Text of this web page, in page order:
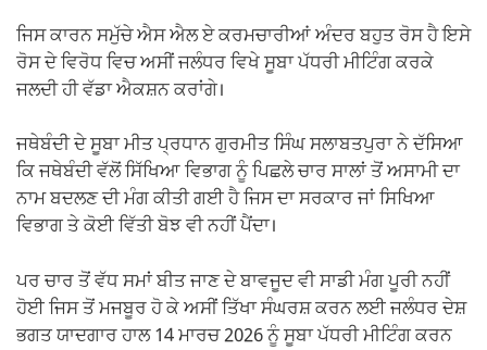
ਜਿਸ ਕਾਰਨ ਸਮੁੱਚੇ ਐਸ ਐਲ ਏ ਕਰਮਚਾਰੀਆਂ ਅੰਦਰ ਬਹੁਤ ਰੋਸ ਹੈ ਇਸੇ
ਰੋਸ ਦੇ ਵਿਰੋਧ ਵਿਚ ਅਸੀਂ ਜਲੰਧਰ ਵਿਖੇ ਸੂਬਾ ਪੱਧਰੀ ਮੀਟਿੰਗ ਕਰਕੇ
ਜਲਦੀ ਹੀ ਵੱਡਾ ਐਕਸ਼ਨ ਕਰਾਂਗੇ।
ਜਥੇਬੰਦੀ ਦੇ ਸੂਬਾ ਮੀਤ ਪ੍ਰਧਾਨ ਗੁਰਮੀਤ ਸਿੰਘ ਸਲਾਬਤਪੁਰਾ ਨੇ ਦੱਸਿਆ
ਕਿ ਜਥੇਬੰਦੀ ਵੱਲੋਂ ਸਿੱਖਿਆ ਵਿਭਾਗ ਨੂੰ ਪਿਛਲੇ ਚਾਰ ਸਾਲਾਂ ਤੋਂ ਅਸਾਮੀ ਦਾ
ਨਾਮ ਬਦਲਣ ਦੀ ਮੰਗ ਕੀਤੀ ਗਈ ਹੈ ਜਿਸ ਦਾ ਸਰਕਾਰ ਜਾਂ ਸਿਖਿਆ
ਵਿਭਾਗ ਤੇ ਕੋਈ ਵਿੱਤੀ ਬੋਝ ਵੀ ਨਹੀਂ ਪੈਂਦਾ।
ਪਰ ਚਾਰ ਤੋਂ ਵੱਧ ਸਮਾਂ ਬੀਤ ਜਾਣ ਦੇ ਬਾਵਜੂਦ ਵੀ ਸਾਡੀ ਮੰਗ ਪੂਰੀ ਨਹੀਂ
ਹੋਈ ਜਿਸ ਤੋਂ ਮਜਬੂਰ ਹੋ ਕੇ ਅਸੀਂ ਤਿੱਖਾ ਸੰਘਰਸ਼ ਕਰਨ ਲਈ ਜਲੰਧਰ ਦੇਸ਼
ਭਗਤ ਯਾਦਗਾਰ ਹਾਲ 14 ਮਾਰਚ 2026 ਨੂੰ ਸੂਬਾ ਪੱਧਰੀ ਮੀਟਿੰਗ ਕਰਨ